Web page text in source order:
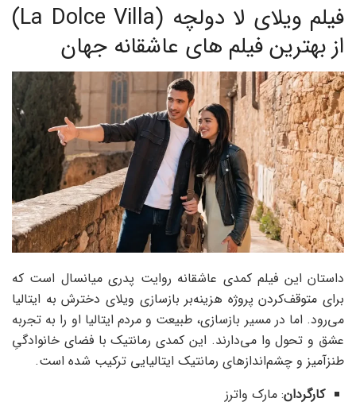
فیلم ویلای لا دولچه (La Dolce Villa)
از بهترین فیلم های عاشقانه جهان
داستان این فیلم کمدی عاشقانه روایت پدری میانسال است که
برای متوقف‌کردن پروژه هزینه‌بر بازسازی ویلای دخترش به ایتالیا
می‌رود. اما در مسیر بازسازی، طبیعت و مردم ایتالیا او را به تجربه
عشق و تحول وا می‌دارند. این کمدی رمانتیک با فضای خانوادگیِ
طنزآمیز و چشم‌اندازهای رمانتیک ایتالیایی ترکیب شده است.
کارگردان: مارک واترز